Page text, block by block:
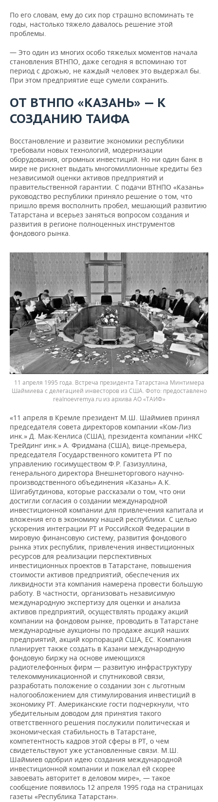
По его словам, ему до сих пор страшно вспоминать те
годы, настолько тяжело давалось решение этой
проблемы.
— Это один из многих особо тяжелых моментов начала
становления ВТНПО, даже сегодня я вспоминаю тот
период с дрожью, не каждый человек это выдержал бы.
При этом предприятие еще сумели сохранить.
ОТ ВТНПО «КАЗАНЬ» — К
СОЗДАНИЮ ТАИФА
Восстановление и развитие экономики республики
требовали новых технологий, модернизации
оборудования, огромных инвестиций. Но ни один банк в
мире не рискнет выдать многомиллионные кредиты без
независимой оценки активов предприятий и
правительственной гарантии. С подачи ВТНПО «Казань»
руководство республики приняло решение о том, что
пришло время восполнить пробел, мешающий развитию
Татарстана и всерьез заняться вопросом создания и
развития в регионе полноценных инструментов
фондового рынка.
11 апреля 1995 года. Встреча президента Татарстана Минтимера
Шаймиева с делегацией инвесторов из США.
предоставлено
realnoevremya.ru из архива АО «ТАИФ»
«11 апреля в Кремле президент М.Ш. Шаймиев принял
председателя совета директоров компании «Ком-Лиз
инк.» Д. Мак-Кенлиса (США), президента компании «НКС
Трейдинг инк.» А. Фридмана (США), вице-премьера,
председателя Государственного комитета РТ по
управлению госимуществом Ф.Р. Газизуллина,
генерального директора Внешнеторгового научно-
производственного объединения «Казань» А.К.
Шигабутдинова, которые рассказали о том, что они
достигли согласия о создании международной
инвестиционной компании для привлечения капитала и
вложения его в экономику нашей республики. С целью
ускорения интеграции РТ и Российской Федерации в
мировую финансовую систему, развития фондового
рынка этих республик, привлечения инвестиционных
ресурсов для реализации перспективных
инвестиционных проектов в Татарстане, повышения
стоимости активов предприятий, обеспечения их
ликвидности эта компания намерена провести большую
работу. В частности, организовать независимую
международную экспертизу для оценки и анализа
активов предприятий, осуществлять продажу акций
компании на фондовом рынке, проводить в Татарстане
международные аукционы по продаже акций наших
предприятий, акций корпораций США, ЕС. Компания
планирует также создать в Казани международную
фондовую биржу на основе имеющихся
радиотелефонных фирм — развитую инфраструктуру
телекоммуникационной и спутниковой связи,
разработать положение о создании зон с льготным
налогообложением для стимулирования инвестиций в
экономику РТ. Американские гости подчеркнули, что
убедительным доводом для принятия такого
ответственного решения послужили политическая и
экономическая стабильность в Татарстане,
компетентность кадров этой сферы в РТ, о чем
свидетельствуют уже установленные связи. М.Ш.
Шаймиев одобрил идею создания международной
инвестиционной компании и пожелал ей скорее
завоевать авторитет в деловом мире», — такое
сообщение появилось 12 апреля 1995 года на страницах
газеты «Республика Татарстан».